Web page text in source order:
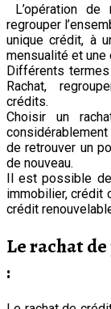
L’opération de
regrouper
unique crédit, à
mensualité et une
Différents
Rachat,
crédits.
Choisir un
de retrouver un
de nouveau.
Il est possible
immobilier, crédit
crédit
Le rachat
: